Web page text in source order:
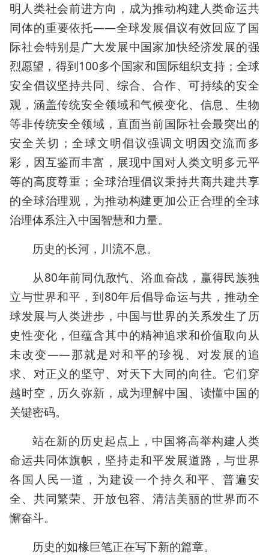
明人类社会前进方向，成为推动构建人类命运共
同体的重要依托——全球发展倡议有效回应了国
际社会特别是广大发展中国家加快经济发展的强
烈愿望，得到100多个国家和国际组织支持；全球
安全倡议坚持共同、综合、合作、可持续的安全
观，涵盖传统安全领域和气候变化、信息、生物
等非传统安全领域，直面当前国际社会最突出的
安全关切；全球文明倡议强调文明因交流而多
彩，因互鉴而丰富，展现中国对人类文明多元平
等的高度尊重；全球治理倡议秉持共商共建共享
的全球治理观，为推动构建更加公正合理的全球
治理体系注入中国智慧和力量。
历史的长河，川流不息。
从80年前同仇敌忾、浴血奋战，赢得民族独
立与世界和平，到80年后倡导命运与共，推动全
球发展与人类进步，中国与世界的关系发生了历
史性变化，但蕴含其中的精神追求和价值取向从
未改变——那就是对和平的珍视、对发展的追
求、对正义的坚守、对天下大同的向往。它们穿
越时空，历久弥新，成为理解中国、读懂中国的
关键密码。
站在新的历史起点上，中国将高举构建人类
命运共同体旗帜，坚持走和平发展道路，与世界
各国人民一道，为建设一个持久和平、普遍安
全、共同繁荣、开放包容、清洁美丽的世界而不
懈奋斗。
历史的如椽巨笔正在写下新的篇章。